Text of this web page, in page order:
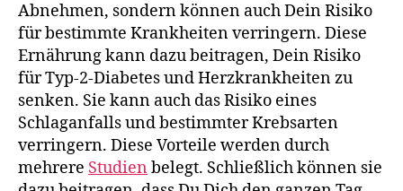
Abnehmen, sondern können auch Dein Risiko
für bestimmte Krankheiten verringern. Diese
Ernährung kann dazu beitragen, Dein Risiko
für Typ-2-Diabetes und Herzkrankheiten zu
senken. Sie kann auch das Risiko eines
Schlaganfalls und bestimmter Krebsarten
verringern. Diese Vorteile werden durch
mehrere Studien belegt. Schließlich können sie